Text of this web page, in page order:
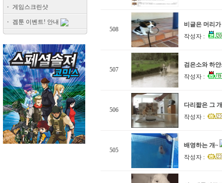
게임스크린샷
겜툰 이벤트! 안내
508
비글은 머리
작성자 :
507
검은소와 하
작성자 :
506
다리짧은 그
작성자 :
505
배영하는 개~
작성자 :